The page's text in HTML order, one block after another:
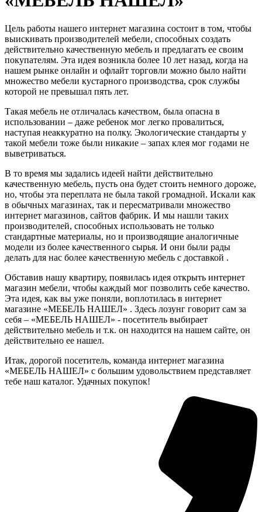
Цель работы нашего интернет магазина состоит в том, чтобы
выискивать производителей мебели, способных создать
действительно качественную мебель и предлагать ее своим
покупателям. Эта идея возникла более 10 лет назад, когда на
нашем рынке онлайн и офлайт торговли можно было найти
множество мебели кустарного производства, срок службы
которой не превышал пять лет.
Такая мебель не отличалась качеством, была опасна в
использовании – даже ребенок мог легко провалиться,
наступая неаккуратно на полку. Экологические стандарты у
такой мебели тоже были никакие – запах клея мог годами не
выветриваться.
В то время мы задались идеей найти действительно
качественную мебель, пусть она будет стоить немного дороже,
но, чтобы эта переплата не была такой громадной. Искали как
в обычных магазинах, так и пересматривали множество
интернет магазинов, сайтов фабрик. И мы нашли таких
производителей, способных использовать не только
стандартные материалы, но и производящие аналогичные
модели из более качественного сырья. И они были рады
делать для нас более качественную мебель с доставкой .
Обставив нашу квартиру, появилась идея открыть интернет
магазин мебели, чтобы каждый мог позволить себе качество.
Эта идея, как вы уже поняли, воплотилась в интернет
магазине «МЕБЕЛЬ НАШЕЛ» . Здесь лозунг говорит сам за
себя – «МЕБЕЛЬ НАШЕЛ» - посетитель выбирает
действительно мебель и т.к. он находится на нашем сайте, он
действительно ее нашел.
Итак, дорогой посетитель, команда интернет магазина
«МЕБЕЛЬ НАШЕЛ» с большим удовольствием представляет
тебе наш каталог. Удачных покупок!